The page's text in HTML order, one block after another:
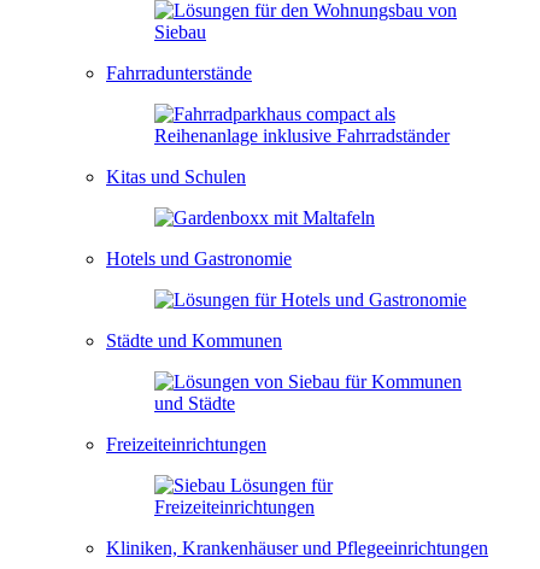
Fahrradunterstände
Kitas und Schulen
Hotels und Gastronomie
Städte und Kommunen
Freizeiteinrichtungen
Kliniken, Krankenhäuser und Pflegeeinrichtungen